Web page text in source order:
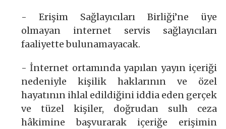
- Erişim Sağlayıcıları Birliği’ne üye
olmayan internet servis sağlayıcıları
faaliyette bulunamayacak.
- İnternet ortamında yapılan yayın içeriği
nedeniyle kişilik haklarının ve özel
hayatının ihlal edildiğini iddia eden gerçek
ve tüzel kişiler, doğrudan sulh ceza
hâkimine başvurarak içeriğe erişimin